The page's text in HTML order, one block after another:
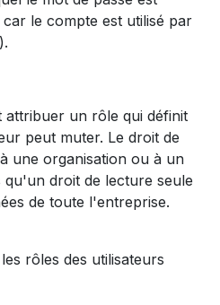
le compte est utilisé par
attribuer un rôle qui définit
peut muter. Le droit de
une organisation ou à un
droit de lecture seule
de toute l'entreprise.
rôles des utilisateurs